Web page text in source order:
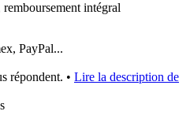
intégral
PayPal...
répondent. • Lire la description de